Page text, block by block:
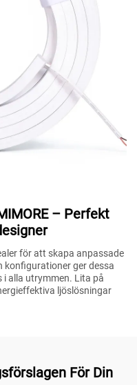
– Perfekt
för att skapa anpassade
konfigurationer ger dessa
alla utrymmen. Lita på
ljöslösningar
För Din